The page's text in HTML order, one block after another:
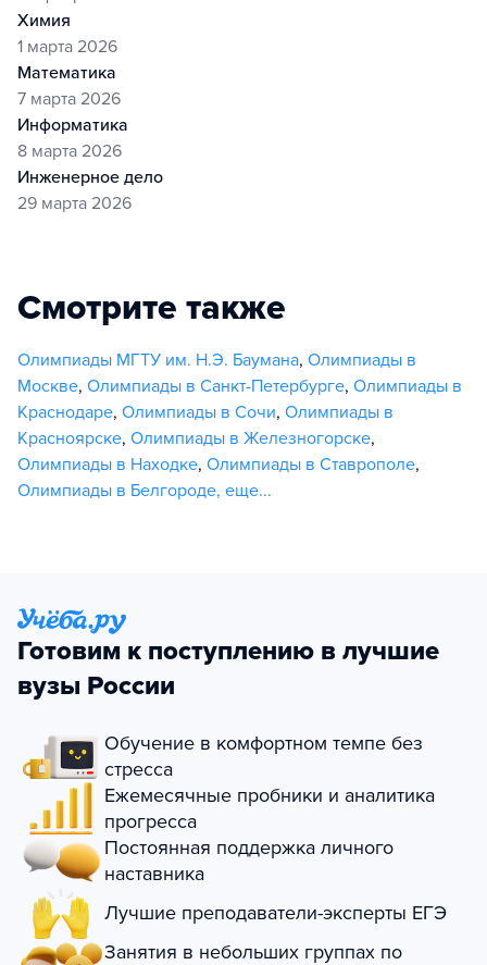
химия
1 марта 2026
математика
7 марта 2026
информатика
8 марта 2026
инженерное дело
29 марта 2026
Смотрите также
Олимпиады МГТУ им. Н.Э. Баумана, Олимпиады в
Москве, Олимпиады в Санкт-Петербурге, Олимпиады в
Краснодаре, Олимпиады в Сочи, Олимпиады в
Красноярске, Олимпиады в Железногорске,
Олимпиады в Находке, Олимпиады в Ставрополе,
Олимпиады в Белгороде, еще...
Готовим к поступлению в лучшие
вузы России
Обучение в комфортном темпе без
стресса
Ежемесячные пробники и аналитика
прогресса
Постоянная поддержка личного
наставника
Лучшие преподаватели-эксперты ЕГЭ
Занятия в небольших группах по